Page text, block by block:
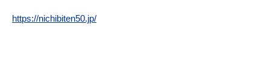
https://nichibiten50.jp/